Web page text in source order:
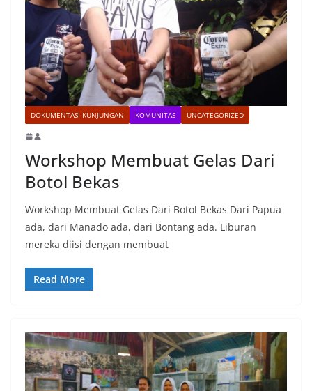
DOKUMENTASI KUNJUNGAN KOMUNITAS UNCATEGORIZED
Workshop Membuat Gelas Dari
Botol Bekas
Workshop Membuat Gelas Dari Botol Bekas Dari Papua
ada, dari Manado ada, dari Bontang ada. Liburan
mereka diisi dengan membuat
Read More